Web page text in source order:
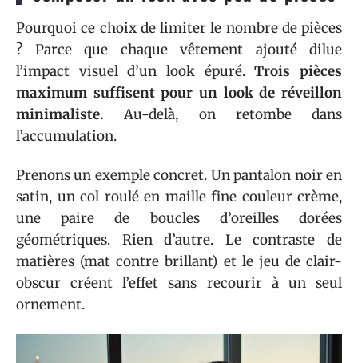
Pourquoi ce choix de limiter le nombre de pièces
? Parce que chaque vêtement ajouté dilue
l’impact visuel d’un look épuré.Trois pièces
maximum suffisent pour un look de réveillon
minimaliste. Au-delà, on retombe dans
l’accumulation.
Prenons un exemple concret. Un pantalon noir en
satin, un col roulé en maille fine couleur crème,
une paire de boucles d’oreilles dorées
géométriques. Rien d’autre. Le contraste de
matières (mat contre brillant) et le jeu de clair-
obscur créent l’effet sans recourir à un seul
ornement.